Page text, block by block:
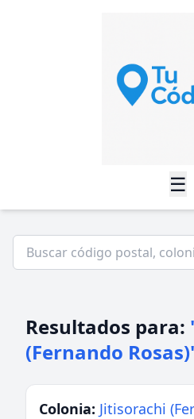
☰
Resultados para:
(Fernando
Colonia: Jitisorachi